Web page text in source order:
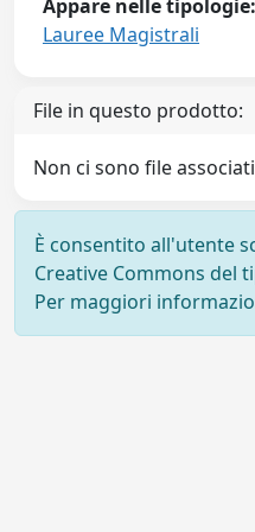
Appare nelle tipologie:
Lauree Magistrali
File in questo prodotto:
Non ci sono file
È consentito all'utente
Creative Commons del
Per maggiori